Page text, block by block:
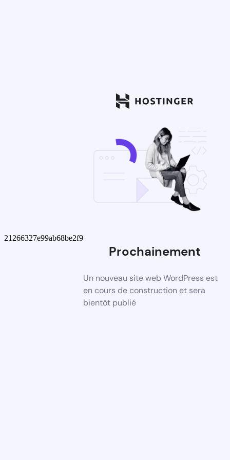
21266327e99ab68be2f9
Prochainement
Un nouveau site web WordPress est
en cours de construction et sera
bientôt publié